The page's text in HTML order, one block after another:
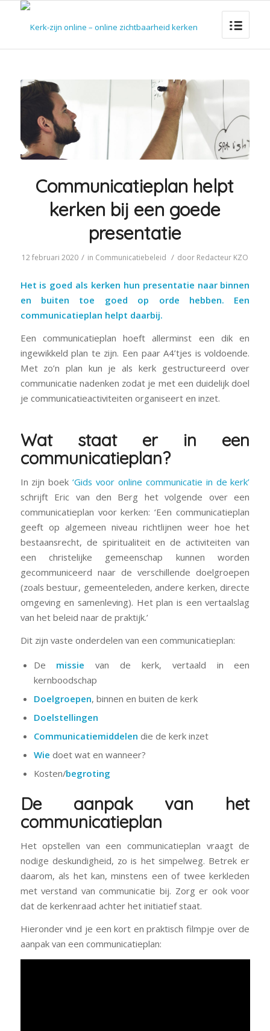
Communicatieplan helpt
kerken bij een goede
presentatie
12 februari 2020 / in Communicatiebeleid / door Redacteur KZO
Het is goed als kerken hun presentatie naar binnen
en buiten toe goed op orde hebben. Een
communicatieplan helpt daarbij.
Een communicatieplan hoeft allerminst een dik en
ingewikkeld plan te zijn. Een paar A4’tjes is voldoende.
Met zo’n plan kun je als kerk gestructureerd over
communicatie nadenken zodat je met een duidelijk doel
je communicatieactiviteiten organiseert en inzet.
Wat staat er in een
communicatieplan?
In zijn boek‘Gids voor online communicatie in de kerk’
schrijft Eric van den Berg het volgende over een
communicatieplan voor kerken: ‘Een communicatieplan
geeft op algemeen niveau richtlijnen weer hoe het
bestaansrecht, de spiritualiteit en de activiteiten van
een christelijke gemeenschap kunnen worden
gecommuniceerd naar de verschillende doelgroepen
(zoals bestuur, gemeenteleden, andere kerken, directe
omgeving en samenleving). Het plan is een vertaalslag
van het beleid naar de praktijk.’
Dit zijn vaste onderdelen van een communicatieplan:
De missie van de kerk, vertaald in een
kernboodschap
Doelgroepen, binnen en buiten de kerk
Doelstellingen
Communicatiemiddelen die de kerk inzet
Wie doet wat en wanneer?
Kosten/begroting
De aanpak van het
communicatieplan
Het opstellen van een communicatieplan vraagt de
nodige deskundigheid, zo is het simpelweg. Betrek er
daarom, als het kan, minstens een of twee kerkleden
met verstand van communicatie bij. Zorg er ook voor
dat de kerkenraad achter het initiatief staat.
Hieronder vind je een kort en praktisch filmpje over de
aanpak van een communicatieplan: